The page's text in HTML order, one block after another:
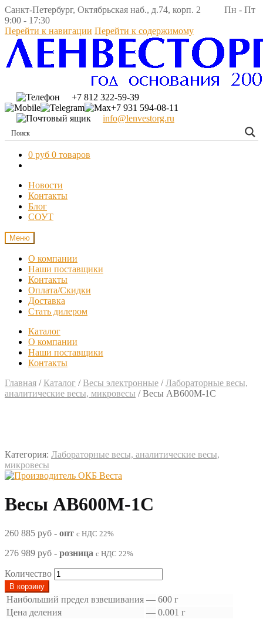
Санкт-Петербург, Октябрьская наб., д.74, корп. 2 Пн - Пт
9:00 - 17:30
Перейти к навигации Перейти к содержимому
+7 812 322-59-39
+7 931 594-08-11
info@lenvestorg.ru
0 руб 0 товаров
Новости
Контакты
Блог
СОУТ
Меню
О компании
Наши поставщики
Контакты
Оплата/Скидки
Доставка
Стать дилером
Каталог
О компании
Наши поставщики
Контакты
Главная / Каталог / Весы электронные /Лабораторные весы,
аналитические весы, микровесы /Весы АВ600М-1С
Категория: Лабораторные весы, аналитические весы,
микровесы
Весы АВ600М-1С
260 885 руб - опт с НДС 22%
276 989 руб - розница с НДС 22%
Количество
В корзину
Наибольший предел взвешивания — 600 г
Цена деления
— 0.001 г